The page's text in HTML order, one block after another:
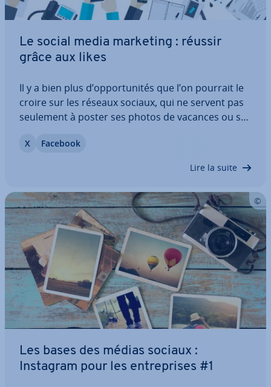
Le social media marketing : réussir
grâce aux likes
Il y a bien plus d’op­por­tu­ni­tés que l’on pourrait le
croire sur les réseaux sociaux, qui ne servent pas
seulement à poster ses photos de vacances ou se
res­pon­sables marketing on plei­ne­ment découvert
X Facebook
Lire la suite
Les bases des médias sociaux :
Instagram pour les en­tre­prises #1